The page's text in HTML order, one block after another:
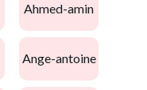
ahmed-amin
ange-antoine